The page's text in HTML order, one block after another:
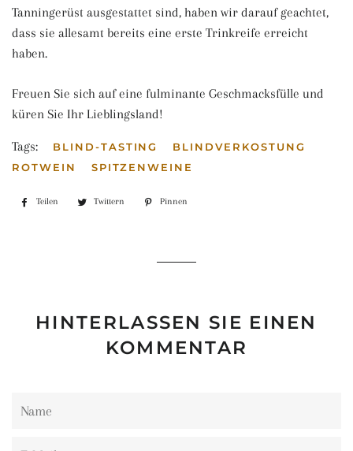
Tanningerüst ausgestattet sind, haben wir darauf geachtet,
dass sie allesamt bereits eine erste Trinkreife erreicht
haben.
Freuen Sie sich auf eine fulminante Geschmacksfülle und
küren Sie Ihr Lieblingsland!
Tags: BLIND-TASTING
BLINDVERKOSTUNG
ROTWEIN
SPITZENWEINE
Teilen
Auf
Twittern
Auf
Pinnen
HINTERLASSEN SIE EINEN
KOMMENTAR